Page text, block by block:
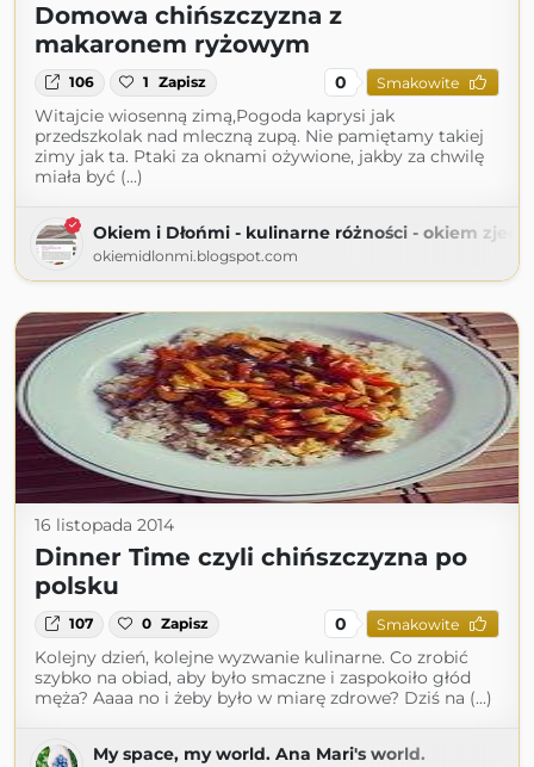
Domowa chińszczyzna z
makaronem ryżowym
106 1 Zapisz 0 Smakowite
Witajcie wiosenną zimą,Pogoda kaprysi jak
przedszkolak nad mleczną zupą. Nie pamiętamy takiej
zimy jak ta. Ptaki za oknami ożywione, jakby za chwilę
miała być (...)
Okiem i Dłońmi - kulinarne różności - okiem
okiemidlonmi.blogspot.com
16 listopada 2014
Dinner Time czyli chińszczyzna po
polsku
107 0 Zapisz 0 Smakowite
Kolejny dzień, kolejne wyzwanie kulinarne. Co zrobić
szybko na obiad, aby było smaczne i zaspokoiło głód
męża? Aaaa no i żeby było w miarę zdrowe? Dziś na (...)
My space, my world. Ana Mari's world.